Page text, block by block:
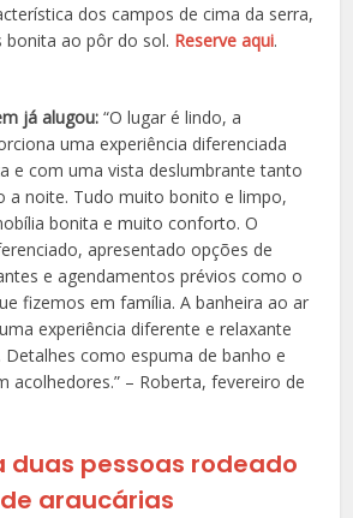
dos campos de cima da serra,
bonita ao pôr do sol. Reserve aqui.
já alugou:“O lugar é lindo, a
uma experiência diferenciada
e com uma vista deslumbrante tanto
a noite. Tudo muito bonito e limpo,
bonita e muito conforto. O
apresentado opções de
e agendamentos prévios como o
fizemos em família. A banheira ao ar
experiência diferente e relaxante
como espuma de banho e
acolhedores.” – Roberta, fevereiro de
duas pessoas rodeado
araucárias